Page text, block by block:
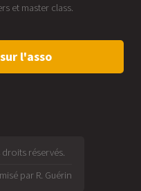
et master class.
l'asso
réservés.
par R. Guérin